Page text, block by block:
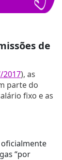
de
2017), as
parte do
fixo e as
“por